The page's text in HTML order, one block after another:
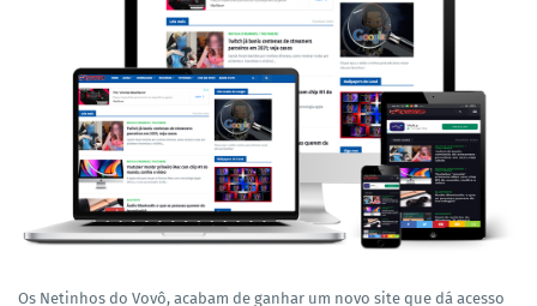
Os Netinhos do Vovô, acabam de ganhar um novo site que dá acesso